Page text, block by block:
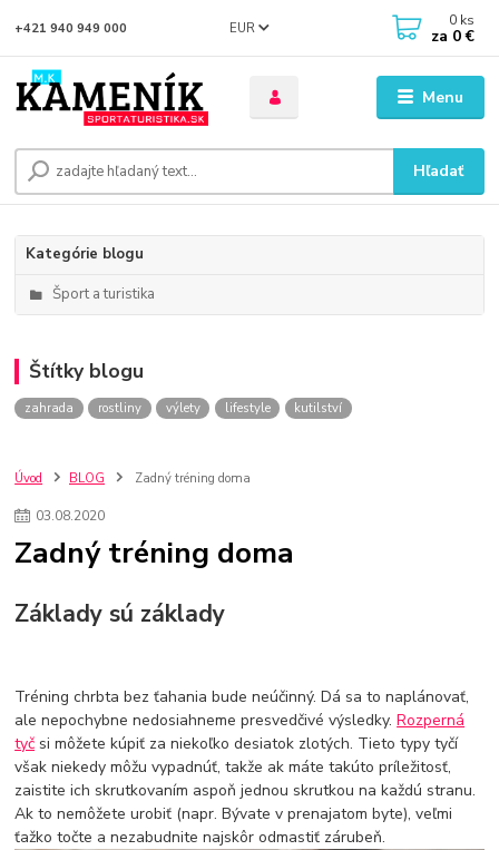
Menu
EUR
Hľadať
+421 940 949 000 0 ks
za 0 €
Kategórie blogu
Šport a turistika
Štítky blogu
zahrada rostliny výlety lifestyle kutilství
Úvod BLOG Zadný tréning doma
03.08.2020
Zadný tréning doma
Základy sú základy
Tréning chrbta bez ťahania bude neúčinný. Dá sa to naplánovať,
ale nepochybne nedosiahneme presvedčivé výsledky.Rozperná
tyč si môžete kúpiť za niekoľko desiatok zlotých. Tieto typy tyčí
však niekedy môžu vypadnúť, takže ak máte takúto príležitosť,
zaistite ich skrutkovaním aspoň jednou skrutkou na každú stranu.
Ak to nemôžete urobiť (napr. Bývate v prenajatom byte), veľmi
ťažko točte a nezabudnite najskôr odmastiť zárubeň.